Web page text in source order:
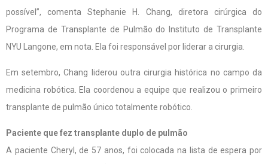
possível”, comenta Stephanie H. Chang, diretora cirúrgica do
Programa de Transplante de Pulmão do Instituto de Transplante
NYU Langone, em nota. Ela foi responsável por liderar a cirurgia.
Em setembro, Chang liderou outra cirurgia histórica no campo da
medicina robótica. Ela coordenou a equipe que realizou o primeiro
transplante de pulmão único totalmente robótico.
Paciente que fez transplante duplo de pulmão
A paciente Cheryl, de 57 anos, foi colocada na lista de espera por